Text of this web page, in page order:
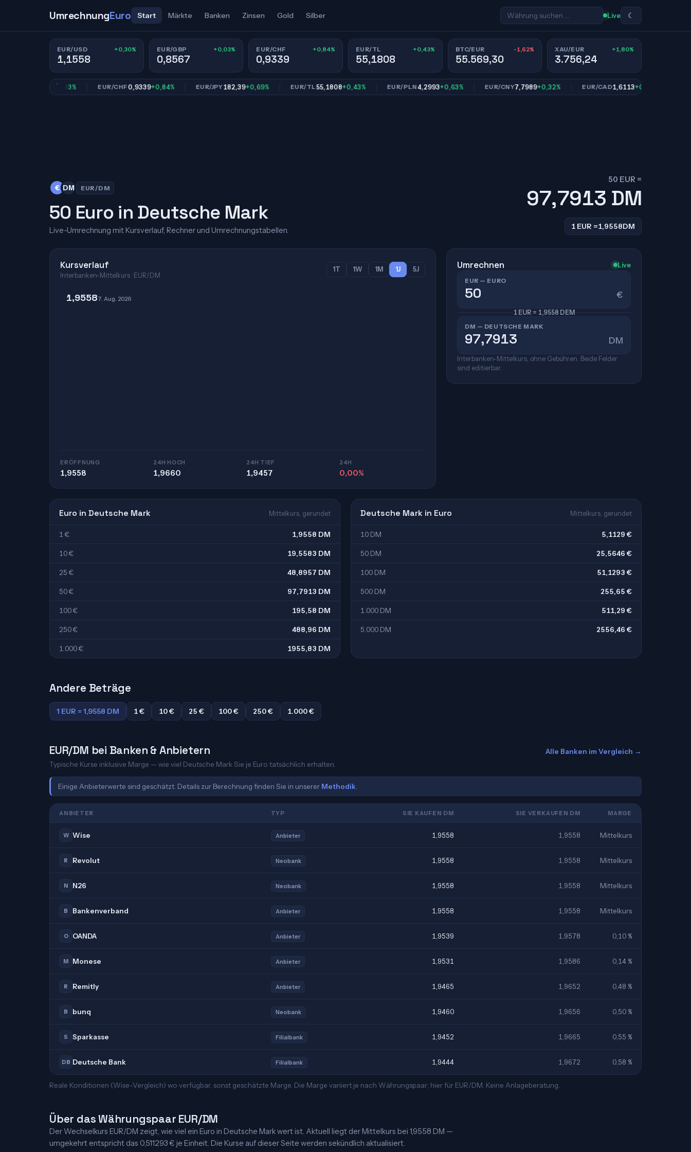
UmrechnungEuro Start Märkte Banken Zinsen Gold Silber Live ☾
EUR/USD +0,30%
1,1558
EUR/GBP +0,03%
0,8567
EUR/CHF +0,84%
0,9339
EUR/TL +0,43%
55,1808
BTC/EUR -1,62%
55.569,30
XAU/EUR +1,80%
3.756,24
+0,03% EUR/CHF0,9339+0,84% EUR/JPY182,39+0,69% EUR/TL55,1808+0,43% EUR/PLN4,2993+0,63% EUR/CNY7,7989+0,32% EUR/CAD1,6113+0,83%
€ DM EUR/DM
50 Euro in Deutsche Mark
Live-Umrechnung mit Kursverlauf, Rechner und Umrechnungstabellen.
50 EUR =
97,7913 DM
1 EUR =1,9558DM
Kursverlauf
Interbanken-Mittelkurs · EUR/DM
1T 1W 1M 1J 5J
1,95587. Aug. 2026
ERÖFFNUNG
1,9558
24H HOCH
1,9660
24H TIEF
1,9457
24H
0,00%
Umrechnen Live
EUR — EURO
€
1 EUR = 1,9558 DEM
DM — DEUTSCHE MARK
DM
Interbanken-Mittelkurs, ohne Gebühren. Beide Felder
sind editierbar.
Euro in Deutsche Mark Mittelkurs, gerundet
1 € 1,9558 DM
10 € 19,5583 DM
25 € 48,8957 DM
50 € 97,7913 DM
100 € 195,58 DM
250 € 488,96 DM
1.000 € 1955,83 DM
Deutsche Mark in Euro Mittelkurs, gerundet
10 DM 5,1129 €
50 DM 25,5646 €
100 DM 51,1293 €
500 DM 255,65 €
1.000 DM 511,29 €
5.000 DM 2556,46 €
Andere Beträge
1 EUR = 1,9558 DM 1 € 10 € 25 € 100 € 250 € 1.000 €
EUR/DM bei Banken & Anbietern
Typische Kurse inklusive Marge — wie viel Deutsche Mark Sie je Euro tatsächlich erhalten.
Alle Banken im Vergleich →
Einige Anbieterwerte sind geschätzt. Details zur Berechnung finden Sie in unserer Methodik
ANBIETER TYP SIE KAUFEN DM SIE VERKAUFEN DM MARGE
W Wise Anbieter 1,9558 1,9558 Mittelkurs
R Revolut Neobank 1,9558 1,9558 Mittelkurs
N N26 Neobank 1,9558 1,9558 Mittelkurs
B Bankenverband Anbieter 1,9558 1,9558 Mittelkurs
O OANDA Anbieter 1,9539 1,9578 0,10 %
M Monese Anbieter 1,9531 1,9586 0,14 %
R Remitly Anbieter 1,9465 1,9652 0,48 %
B bunq Neobank 1,9460 1,9656 0,50 %
S Sparkasse Filialbank 1,9452 1,9665 0,55 %
DB Deutsche Bank Filialbank 1,9444 1,9672 0,58 %
Reale Konditionen (Wise-Vergleich) wo verfügbar, sonst geschätzte Marge. Die Marge variiert je nach Währungspaar; hier für EUR/DM. Keine Anlageberatung.
Über das Währungspaar EUR/DM
Der Wechselkurs EUR/DM zeigt, wie viel ein Euro in Deutsche Mark wert ist. Aktuell liegt der Mittelkurs bei 1,9558 DM —
umgekehrt entspricht das 0,511293 € je Einheit. Die Kurse auf dieser Seite werden sekündlich aktualisiert.